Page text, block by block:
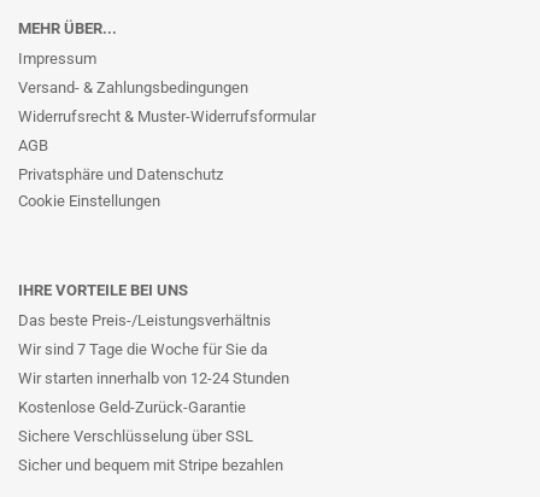
MEHR ÜBER...
Impressum
Versand- & Zahlungsbedingungen
Widerrufsrecht & Muster-Widerrufsformular
AGB
Privatsphäre und Datenschutz
Cookie Einstellungen
IHRE VORTEILE BEI UNS
Das beste Preis-/Leistungsverhältnis
Wir sind 7 Tage die Woche für Sie da
Wir starten innerhalb von 12-24 Stunden
Kostenlose Geld-Zurück-Garantie
Sichere Verschlüsselung über SSL
Sicher und bequem mit Stripe bezahlen